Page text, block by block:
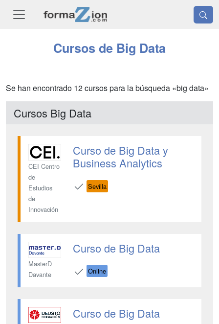
Cursos de Big Data
Se han encontrado 12 cursos para la búsqueda «big data»
Cursos Big Data
CEI Centro
de
Estudios
de
Innovación
Curso de Big Data y
Business Analytics
Sevilla
MasterD
Davante
Curso de Big Data
Online
Curso de Big Data